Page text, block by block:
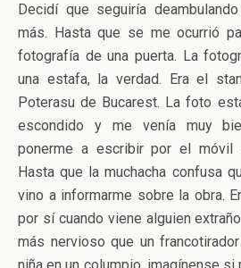
Decidí que seguiría
más. Hasta que se me ocurrió
fotografía de una puerta. La
una estafa, la verdad. Era el
Poterasu de Bucarest. La foto
escondido y me venía muy
ponerme a escribir por el móvil
Hasta que la muchacha confusa
vino a informarme sobre la obra.
por sí cuando viene alguien
más nervioso que un